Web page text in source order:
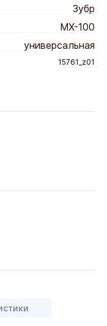
Зубр
MX-100
универсальная
15761_z01